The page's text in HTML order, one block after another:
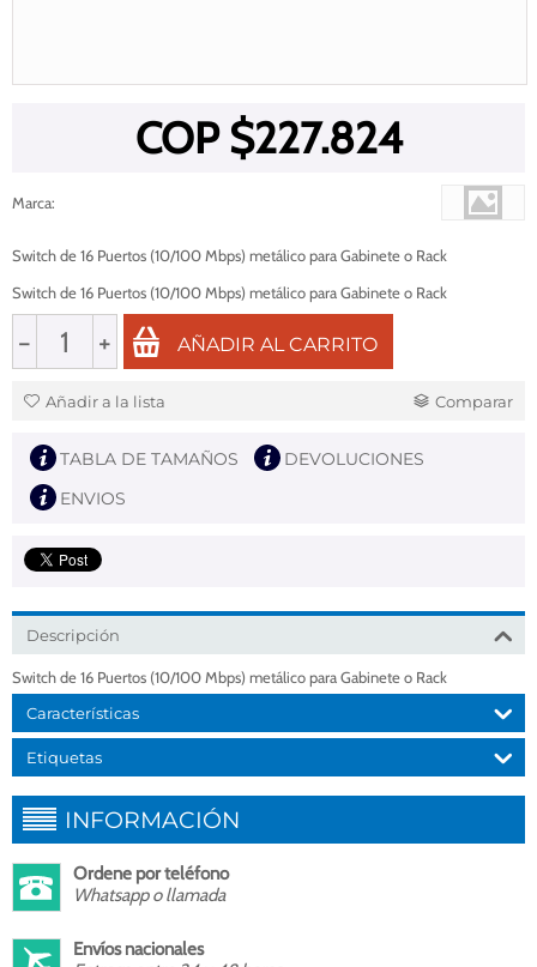
COP $227.824
Marca:
Switch de 16 Puertos (10/100 Mbps) metálico para Gabinete o Rack
Switch de 16 Puertos (10/100 Mbps) metálico para Gabinete o Rack
− + AÑADIR AL CARRITO
Añadir a la lista Comparar
TABLA DE TAMAÑOS
DEVOLUCIONES
ENVIOS
Descripción
Switch de 16 Puertos (10/100 Mbps) metálico para Gabinete o Rack
Características
Etiquetas
INFORMACIÓN
Ordene por teléfono
Whatsapp o llamada
Envíos nacionales